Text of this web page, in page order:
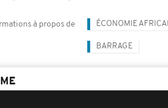
à propos de ÉCONOMIE
BARRAGE